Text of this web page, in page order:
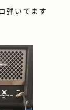
弾いてます